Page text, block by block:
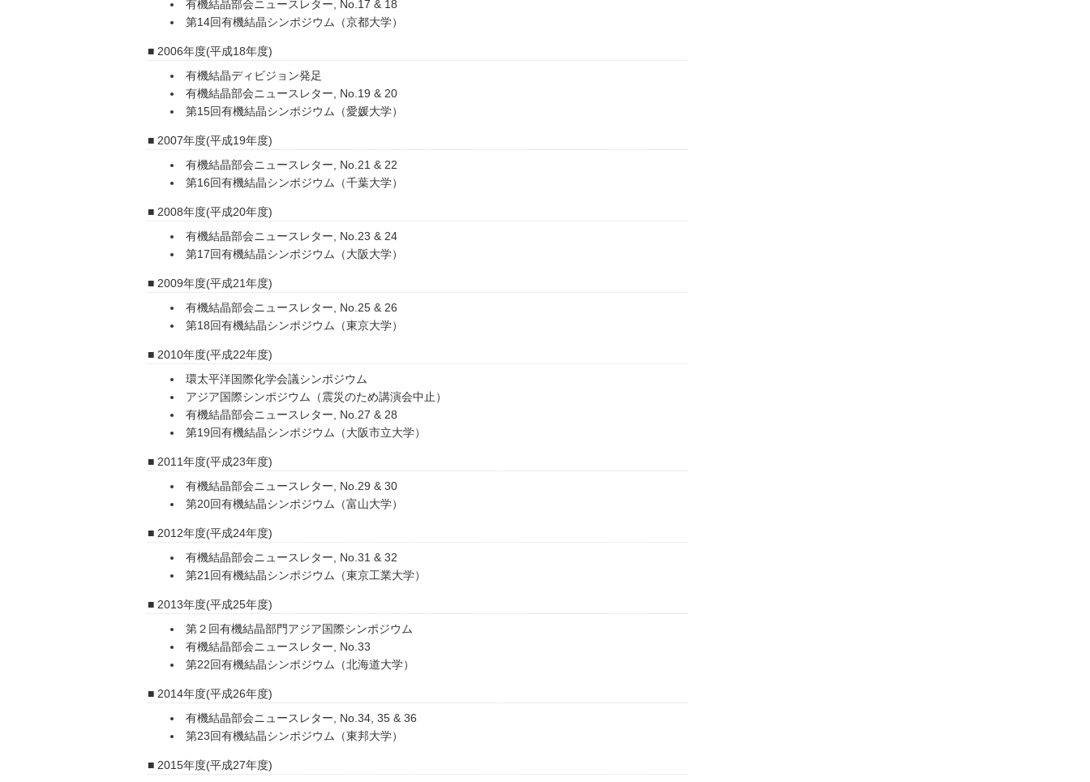
有機結晶部会ニュースレター, No.17 & 18
第14回有機結晶シンポジウム（京都大学）
2006年度(平成18年度)
有機結晶ディビジョン発足
有機結晶部会ニュースレター, No.19 & 20
第15回有機結晶シンポジウム（愛媛大学）
2007年度(平成19年度)
有機結晶部会ニュースレター, No.21 & 22
第16回有機結晶シンポジウム（千葉大学）
2008年度(平成20年度)
有機結晶部会ニュースレター, No.23 & 24
第17回有機結晶シンポジウム（大阪大学）
2009年度(平成21年度)
有機結晶部会ニュースレター, No.25 & 26
第18回有機結晶シンポジウム（東京大学）
2010年度(平成22年度)
環太平洋国際化学会議シンポジウム
アジア国際シンポジウム（震災のため講演会中止）
有機結晶部会ニュースレター, No.27 & 28
第19回有機結晶シンポジウム（大阪市立大学）
2011年度(平成23年度)
有機結晶部会ニュースレター, No.29 & 30
第20回有機結晶シンポジウム（富山大学）
2012年度(平成24年度)
有機結晶部会ニュースレター, No.31 & 32
第21回有機結晶シンポジウム（東京工業大学）
2013年度(平成25年度)
第２回有機結晶部門アジア国際シンポジウム
有機結晶部会ニュースレター, No.33
第22回有機結晶シンポジウム（北海道大学）
2014年度(平成26年度)
有機結晶部会ニュースレター, No.34, 35 & 36
第23回有機結晶シンポジウム（東邦大学）
2015年度(平成27年度)